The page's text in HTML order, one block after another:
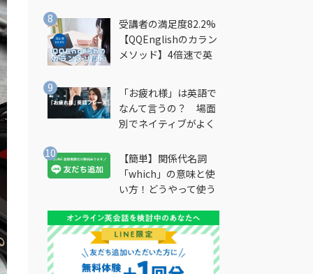
受講者の満足度82.2%
【QQEnglishのカラン
メソッド】4倍速で英
法とは？
「お疲れ様」は英語で
なんて言うの？ 場面
別でネイティブがよく
説
【簡単】関係代名詞
「which」の意味と使
い方！どうやって使う